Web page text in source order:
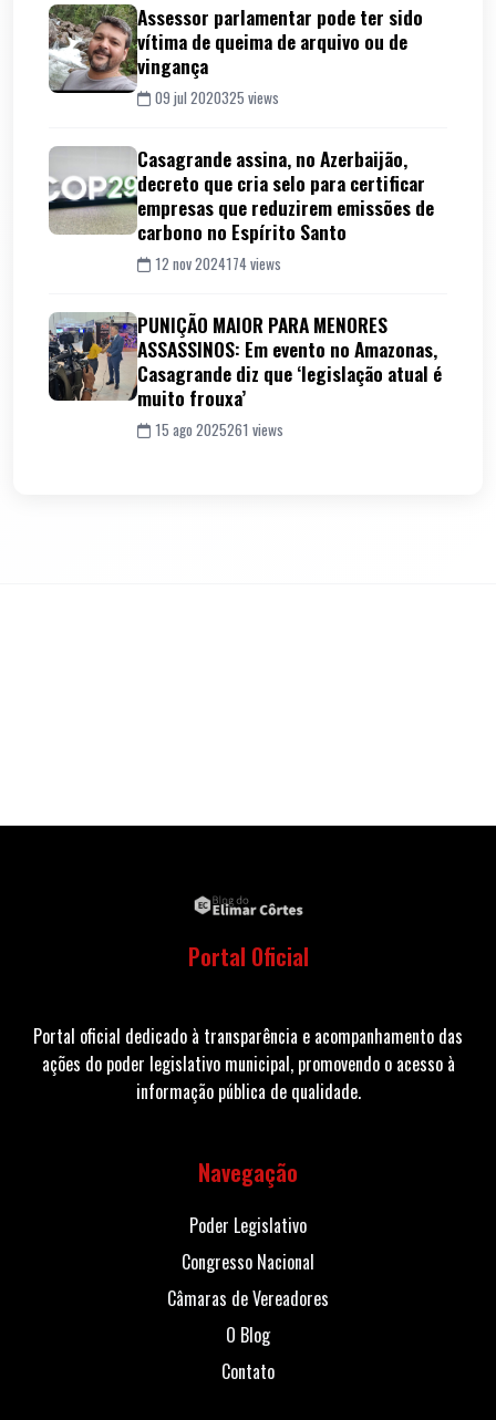
Assessor parlamentar pode ter sido
vítima de queima de arquivo ou de
vingança
09 jul 2020325 views
Casagrande assina, no Azerbaijão,
decreto que cria selo para certificar
empresas que reduzirem emissões de
carbono no Espírito Santo
12 nov 2024174 views
PUNIÇÃO MAIOR PARA MENORES
ASSASSINOS: Em evento no Amazonas,
Casagrande diz que ‘legislação atual é
muito frouxa’
15 ago 2025261 views
Portal Oficial
Portal oficial dedicado à transparência e acompanhamento das
ações do poder legislativo municipal, promovendo o acesso à
informação pública de qualidade.
Navegação
Poder Legislativo
Congresso Nacional
Câmaras de Vereadores
O Blog
Contato